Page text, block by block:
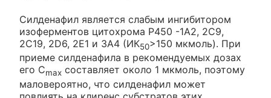
Силденафил является слабым ингибитором
изоферментов цитохрома Р450 -1А2, 2С9,
2С19, 2D6, 2Е1 и 3А4 (ИК50>150 мкмоль). При
приеме силденафила в рекомендуемых дозах
его Cmax составляет около 1 мкмоль, поэтому
маловероятно, что силденафил может